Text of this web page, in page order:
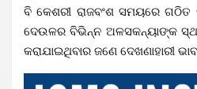
ବି କେଶରୀ ରାଜବଂଶ ସମୟରେ
ଦେଉଳର ବିଭିନ୍ନ ଅଳସକନ୍ୟାଙ୍କ
କରାଯାଇଥିବାର ଜଣେ ଦେଖଣାହାରୀ